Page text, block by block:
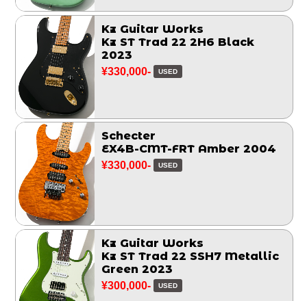
Kz Guitar Works
Kz ST Trad 22 2H6 Black
2023
¥330,000- USED
Schecter
EX4B-CMT-FRT Amber 2004
¥330,000- USED
Kz Guitar Works
Kz ST Trad 22 SSH7 Metallic
Green 2023
¥300,000- USED